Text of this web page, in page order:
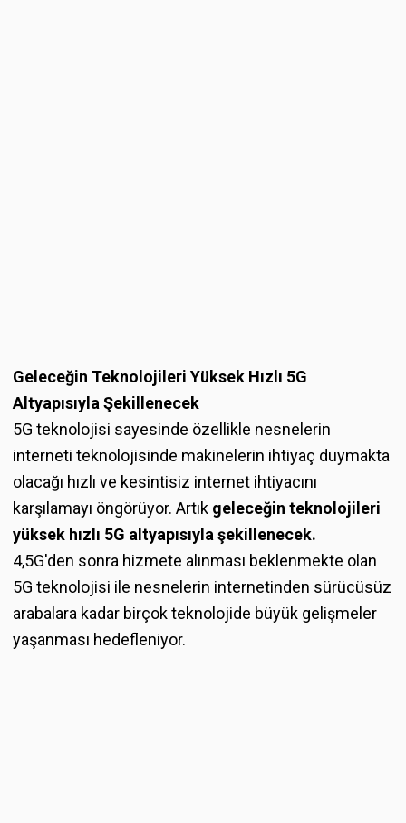
Geleceğin Teknolojileri Yüksek Hızlı 5G
Altyapısıyla Şekillenecek
5G teknolojisi sayesinde özellikle nesnelerin
interneti teknolojisinde makinelerin ihtiyaç duymakta
olacağı hızlı ve kesintisiz internet ihtiyacını
karşılamayı öngörüyor. Artık geleceğin teknolojileri
yüksek hızlı 5G altyapısıyla şekillenecek.
4,5G'den sonra hizmete alınması beklenmekte olan
5G teknolojisi ile nesnelerin internetinden sürücüsüz
arabalara kadar birçok teknolojide büyük gelişmeler
yaşanması hedefleniyor.